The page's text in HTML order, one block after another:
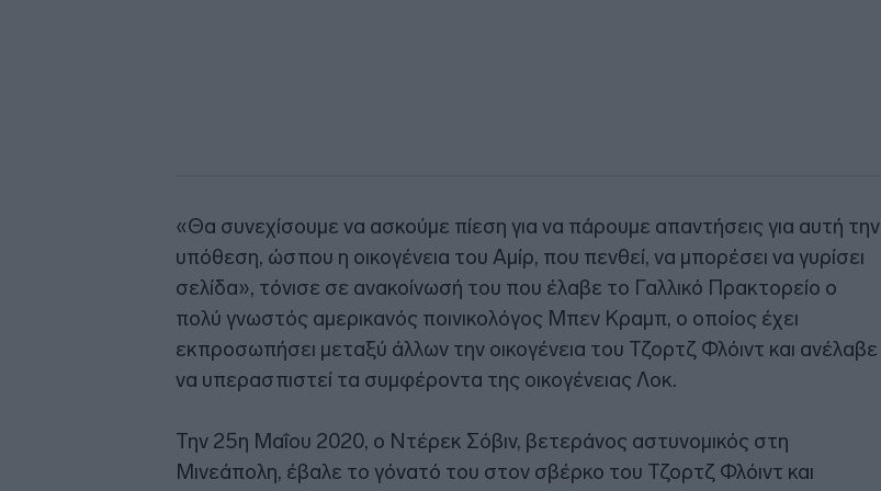
«Θα συνεχίσουμε να ασκούμε πίεση για να πάρουμε απαντήσεις για αυτή την
υπόθεση, ώσπου η οικογένεια του Αμίρ, που πενθεί, να μπορέσει να γυρίσει
σελίδα», τόνισε σε ανακοίνωσή του που έλαβε το Γαλλικό Πρακτορείο ο
πολύ γνωστός αμερικανός ποινικολόγος Μπεν Κραμπ, ο οποίος έχει
εκπροσωπήσει μεταξύ άλλων την οικογένεια του Τζορτζ Φλόιντ και ανέλαβε
να υπερασπιστεί τα συμφέροντα της οικογένειας Λοκ.
Την 25η Μαΐου 2020, ο Ντέρεκ Σόβιν, βετεράνος αστυνομικός στη
Μινεάπολη, έβαλε το γόνατό του στον σβέρκο του Τζορτζ Φλόιντ και